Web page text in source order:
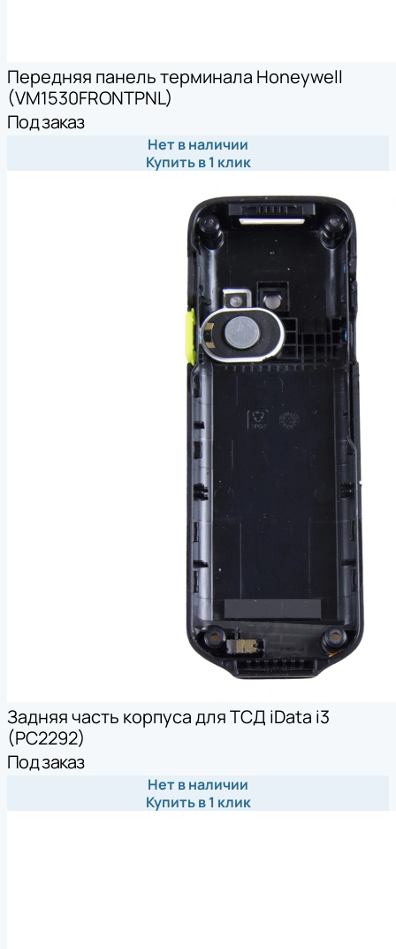
Передняя панель терминала Honeywell
(VM1530FRONTPNL)
Под заказ
Нет в наличии
Купить в 1 клик
Задняя часть корпуса для ТСД iData i3
(PC2292)
Под заказ
Нет в наличии
Купить в 1 клик